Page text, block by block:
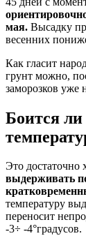
мая. Высадку
весенних
Как гласит
грунт можно,
заморозков уже
Боится ли
Это достаточно
выдерживать
температуру
переносит
-3÷ -4°градусов.